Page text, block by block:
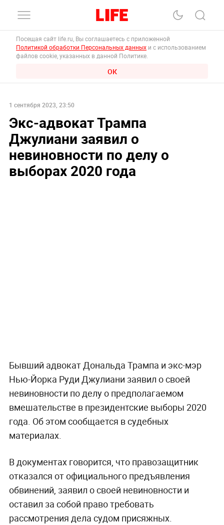
Посещая сайт life.ru, Вы соглашаетесь с приложенной
Политикой обработки Персональных данных и с использованием
файлов cookie, указанных в данной Политике.
ОК
1 сентября 2023, 23:50
Экс-адвокат Трампа
Джулиани заявил о
невиновности по делу о
выборах 2020 года
Бывший адвокат Дональда Трампа и экс-мэр
Нью-Йорка Руди Джулиани заявил о своей
невиновности по делу о предполагаемом
вмешательстве в президентские выборы 2020
года. Об этом сообщается в судебных
материалах.
В документах говорится, что правозащитник
отказался от официального предъявления
обвинений, заявил о своей невиновности и
оставил за собой право требовать
рассмотрения дела судом присяжных.